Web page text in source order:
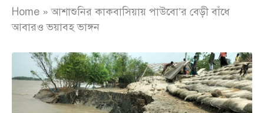
Home »আশাশুনির কাকবাসিয়ায় পাউবো’র বেড়ী বাঁধে
আবারও ভয়াবহ ভাঙ্গন